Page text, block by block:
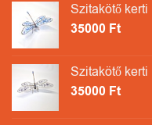
Szitakötő
35000 Ft
Szitakötő
35000 Ft